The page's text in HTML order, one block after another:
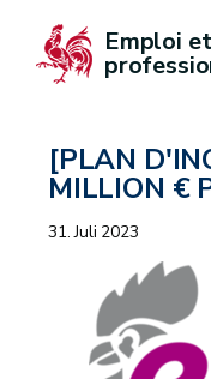
Emploi
[PLAN
MILLION €
31. Juli 2023